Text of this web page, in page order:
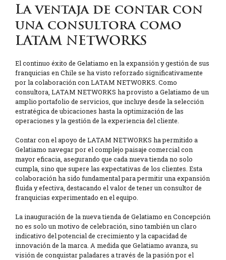
La ventaja de contar con
una consultora como
LATAM NETWORKS
El continuo éxito de Gelatiamo en la expansión y gestión de sus
franquicias en Chile se ha visto reforzado significativamente
por la colaboración con LATAM NETWORKS. Como
consultora, LATAM NETWORKS ha provisto a Gelatiamo de un
amplio portafolio de servicios, que incluye desde la selección
estratégica de ubicaciones hasta la optimización de las
operaciones y la gestión de la experiencia del cliente.
Contar con el apoyo de LATAM NETWORKS ha permitido a
Gelatiamo navegar por el complejo paisaje comercial con
mayor eficacia, asegurando que cada nueva tienda no solo
cumpla, sino que supere las expectativas de los clientes. Esta
colaboración ha sido fundamental para permitir una expansión
fluida y efectiva, destacando el valor de tener un consultor de
franquicias experimentado en el equipo.
La inauguración de la nueva tienda de Gelatiamo en Concepción
no es solo un motivo de celebración, sino también un claro
indicativo del potencial de crecimiento y la capacidad de
innovación de la marca. A medida que Gelatiamo avanza, su
visión de conquistar paladares a través de la pasión por el